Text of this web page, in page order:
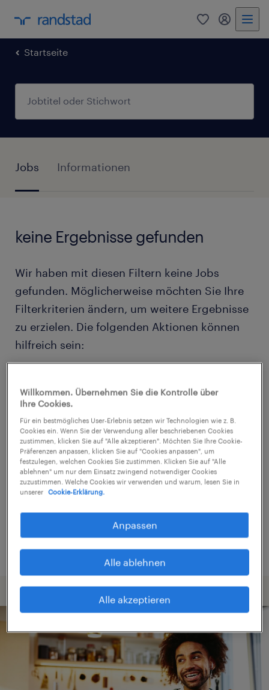
0 Mein
Startseite
Jobs Informationen
keine Ergebnisse gefunden
Wir haben mit diesen Filtern keine Jobs
gefunden. Möglicherweise möchten Sie Ihre
Filterkriterien ändern, um weitere Ergebnisse
zu erzielen. Die folgenden Aktionen können
hilfreich sein:
von Ihnen angewendeten Filter.
Haben Sie an einem bestimmten Ort
nach Jobs gesucht? Erwägen Sie, den
Bereich um den Standort herum zu
erweitern.
das Stichwort und prüfen Sie, ob sie
richtig geschrieben wurden.
Willkommen. Übernehmen Sie die Kontrolle über
Ihre Cookies.
Für ein bestmögliches User-Erlebnis setzen wir Technologien wie z. B.
Cookies ein. Wenn Sie der Verwendung aller beschriebenen Cookies
zustimmen, klicken Sie auf "Alle akzeptieren". Möchten Sie Ihre Cookie-
Präferenzen anpassen, klicken Sie auf "Cookies anpassen", um
festzulegen, welchen Cookies Sie zustimmen. Klicken Sie auf "Alle
ablehnen" um nur dem Einsatz zwingend notwendiger Cookies
zuzustimmen. Welche Cookies wir verwenden und warum, lesen Sie in
unserer
Cookie-Erklärung.
Anpassen
Alle ablehnen
Alle akzeptieren